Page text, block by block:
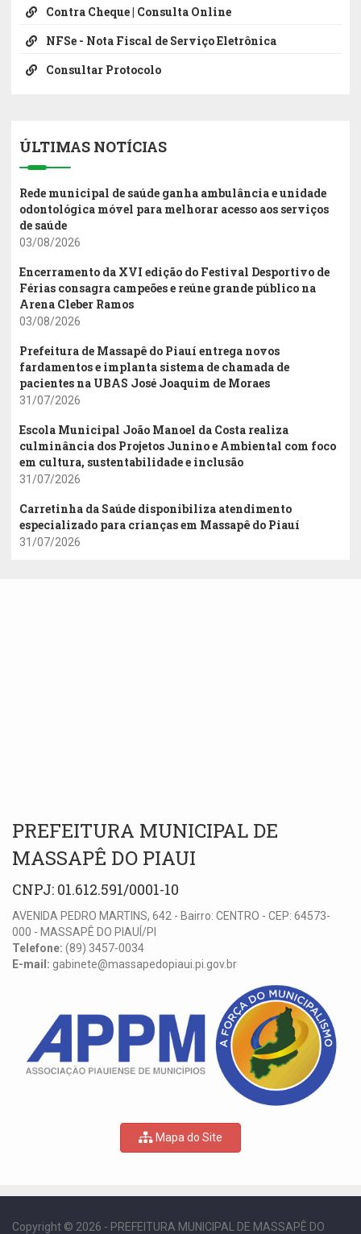
Contra Cheque | Consulta Online
NFSe - Nota Fiscal de Serviço Eletrônica
Consultar Protocolo
ÚLTIMAS NOTÍCIAS
Rede municipal de saúde ganha ambulância e unidade
odontológica móvel para melhorar acesso aos serviços
de saúde
03/08/2026
Encerramento da XVI edição do Festival Desportivo de
Férias consagra campeões e reúne grande público na
Arena Cleber Ramos
03/08/2026
Prefeitura de Massapê do Piauí entrega novos
fardamentos e implanta sistema de chamada de
pacientes na UBAS José Joaquim de Moraes
31/07/2026
Escola Municipal João Manoel da Costa realiza
culminância dos Projetos Junino e Ambiental com foco
em cultura, sustentabilidade e inclusão
31/07/2026
Carretinha da Saúde disponibiliza atendimento
especializado para crianças em Massapê do Piauí
31/07/2026
PREFEITURA MUNICIPAL DE
MASSAPÊ DO PIAUI
CNPJ: 01.612.591/0001-10
AVENIDA PEDRO MARTINS, 642 - Bairro: CENTRO - CEP: 64573-
000 - MASSAPÊ DO PIAUÍ/PI
Telefone: (89) 3457-0034
E-mail: gabinete@massapedopiaui.pi.gov.br
Mapa do Site
Copyright © 2026 - PREFEITURA MUNICIPAL DE MASSAPÊ DO